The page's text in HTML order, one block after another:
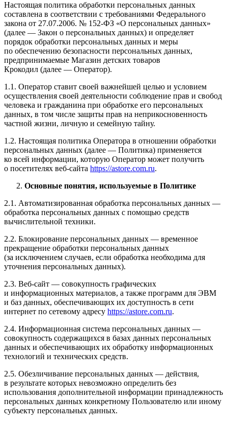
Настоящая политика обработки персональных данных
составлена в соответствии с требованиями Федерального
закона от 27.07.2006. № 152-ФЗ «О персональных данных»
(далее — Закон о персональных данных) и определяет
порядок обработки персональных данных и меры
по обеспечению безопасности персональных данных,
предпринимаемые Магазин детских товаров
Крокодил (далее — Оператор).
1.1. Оператор ставит своей важнейшей целью и условием
осуществления своей деятельности соблюдение прав и свобод
человека и гражданина при обработке его персональных
данных, в том числе защиты прав на неприкосновенность
частной жизни, личную и семейную тайну.
1.2. Настоящая политика Оператора в отношении обработки
персональных данных (далее — Политика) применяется
ко всей информации, которую Оператор может получить
о посетителях веб-сайта https://astore.com.ru.
Основные понятия, используемые в Политике
2.1. Автоматизированная обработка персональных данных —
обработка персональных данных с помощью средств
вычислительной техники.
2.2. Блокирование персональных данных — временное
прекращение обработки персональных данных
(за исключением случаев, если обработка необходима для
уточнения персональных данных).
2.3. Веб-сайт — совокупность графических
и информационных материалов, а также программ для ЭВМ
и баз данных, обеспечивающих их доступность в сети
интернет по сетевому адресу https://astore.com.ru.
2.4. Информационная система персональных данных —
совокупность содержащихся в базах данных персональных
данных и обеспечивающих их обработку информационных
технологий и технических средств.
2.5. Обезличивание персональных данных — действия,
в результате которых невозможно определить без
использования дополнительной информации принадлежность
персональных данных конкретному Пользователю или иному
субъекту персональных данных.